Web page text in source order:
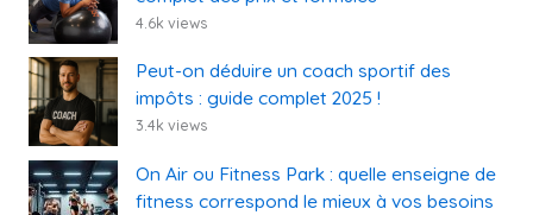
4.6k views
Peut-on déduire un coach sportif des
impôts : guide complet 2025 !
3.4k views
On Air ou Fitness Park : quelle enseigne de
fitness correspond le mieux à vos besoins